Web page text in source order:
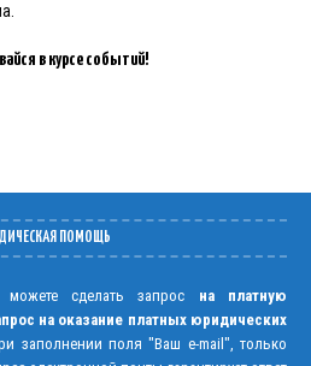
в курсе событий!
ПОМОЩЬ
сделать запрос на платную
на оказание платных юридических
заполнении поля "Ваш e-mail", только